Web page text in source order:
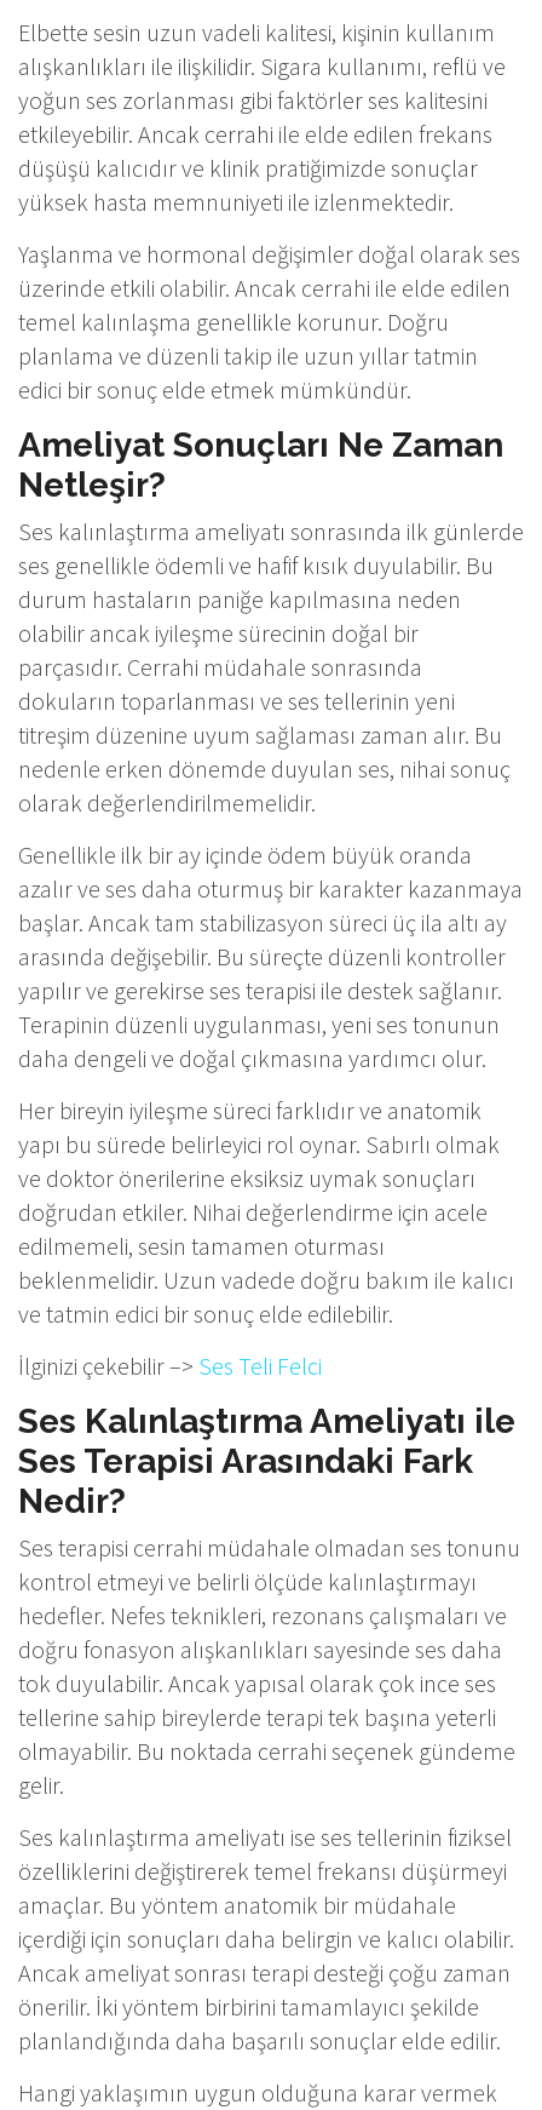
Elbette sesin uzun vadeli kalitesi, kişinin kullanım
alışkanlıkları ile ilişkilidir. Sigara kullanımı, reflü ve
yoğun ses zorlanması gibi faktörler ses kalitesini
etkileyebilir. Ancak cerrahi ile elde edilen frekans
düşüşü kalıcıdır ve klinik pratiğimizde sonuçlar
yüksek hasta memnuniyeti ile izlenmektedir.
Yaşlanma ve hormonal değişimler doğal olarak ses
üzerinde etkili olabilir. Ancak cerrahi ile elde edilen
temel kalınlaşma genellikle korunur. Doğru
planlama ve düzenli takip ile uzun yıllar tatmin
edici bir sonuç elde etmek mümkündür.
Ameliyat Sonuçları Ne Zaman
Netleşir?
Ses kalınlaştırma ameliyatı sonrasında ilk günlerde
ses genellikle ödemli ve hafif kısık duyulabilir. Bu
durum hastaların paniğe kapılmasına neden
olabilir ancak iyileşme sürecinin doğal bir
parçasıdır. Cerrahi müdahale sonrasında
dokuların toparlanması ve ses tellerinin yeni
titreşim düzenine uyum sağlaması zaman alır. Bu
nedenle erken dönemde duyulan ses, nihai sonuç
olarak değerlendirilmemelidir.
Genellikle ilk bir ay içinde ödem büyük oranda
azalır ve ses daha oturmuş bir karakter kazanmaya
başlar. Ancak tam stabilizasyon süreci üç ila altı ay
arasında değişebilir. Bu süreçte düzenli kontroller
yapılır ve gerekirse ses terapisi ile destek sağlanır.
Terapinin düzenli uygulanması, yeni ses tonunun
daha dengeli ve doğal çıkmasına yardımcı olur.
Her bireyin iyileşme süreci farklıdır ve anatomik
yapı bu sürede belirleyici rol oynar. Sabırlı olmak
ve doktor önerilerine eksiksiz uymak sonuçları
doğrudan etkiler. Nihai değerlendirme için acele
edilmemeli, sesin tamamen oturması
beklenmelidir. Uzun vadede doğru bakım ile kalıcı
ve tatmin edici bir sonuç elde edilebilir.
İlginizi çekebilir –> Ses Teli Felci
Ses Kalınlaştırma Ameliyatı ile
Ses Terapisi Arasındaki Fark
Nedir?
Ses terapisi cerrahi müdahale olmadan ses tonunu
kontrol etmeyi ve belirli ölçüde kalınlaştırmayı
hedefler. Nefes teknikleri, rezonans çalışmaları ve
doğru fonasyon alışkanlıkları sayesinde ses daha
tok duyulabilir. Ancak yapısal olarak çok ince ses
tellerine sahip bireylerde terapi tek başına yeterli
olmayabilir. Bu noktada cerrahi seçenek gündeme
gelir.
Ses kalınlaştırma ameliyatı ise ses tellerinin fiziksel
özelliklerini değiştirerek temel frekansı düşürmeyi
amaçlar. Bu yöntem anatomik bir müdahale
içerdiği için sonuçları daha belirgin ve kalıcı olabilir.
Ancak ameliyat sonrası terapi desteği çoğu zaman
önerilir. İki yöntem birbirini tamamlayıcı şekilde
planlandığında daha başarılı sonuçlar elde edilir.
Hangi yaklaşımın uygun olduğuna karar vermek